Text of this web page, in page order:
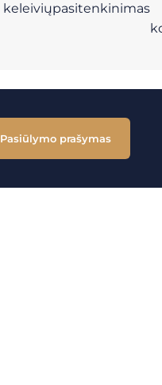
keleiviųpasitenkinimas
Pasiūlymo prašymas